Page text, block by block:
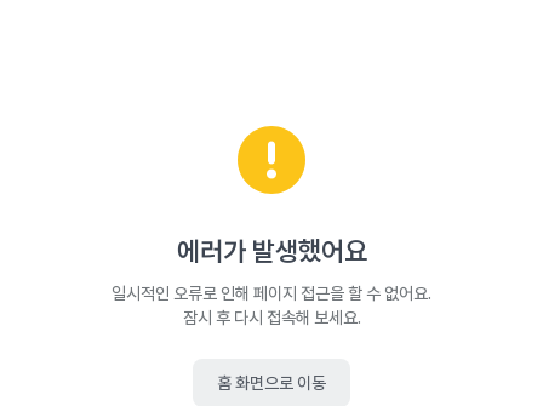
에러가 발생했어요
일시적인 오류로 인해 페이지 접근을 할 수 없어요.
잠시 후 다시 접속해 보세요.
홈 화면으로 이동